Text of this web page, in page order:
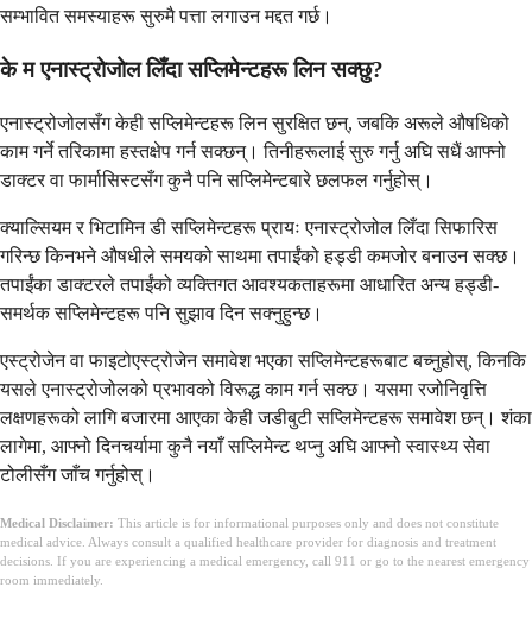
सम्भावित समस्याहरू सुरुमै पत्ता लगाउन मद्दत गर्छ।
के म एनास्ट्रोजोल लिँदा सप्लिमेन्टहरू लिन सक्छु?
एनास्ट्रोजोलसँग केही सप्लिमेन्टहरू लिन सुरक्षित छन्, जबकि अरूले औषधिको
काम गर्ने तरिकामा हस्तक्षेप गर्न सक्छन्। तिनीहरूलाई सुरु गर्नु अघि सधैं आफ्नो
डाक्टर वा फार्मासिस्टसँग कुनै पनि सप्लिमेन्टबारे छलफल गर्नुहोस्।
क्याल्सियम र भिटामिन डी सप्लिमेन्टहरू प्रायः एनास्ट्रोजोल लिँदा सिफारिस
गरिन्छ किनभने औषधीले समयको साथमा तपाईंको हड्डी कमजोर बनाउन सक्छ।
तपाईंका डाक्टरले तपाईंको व्यक्तिगत आवश्यकताहरूमा आधारित अन्य हड्डी-
समर्थक सप्लिमेन्टहरू पनि सुझाव दिन सक्नुहुन्छ।
एस्ट्रोजेन वा फाइटोएस्ट्रोजेन समावेश भएका सप्लिमेन्टहरूबाट बच्नुहोस्, किनकि
यसले एनास्ट्रोजोलको प्रभावको विरूद्ध काम गर्न सक्छ। यसमा रजोनिवृत्ति
लक्षणहरूको लागि बजारमा आएका केही जडीबुटी सप्लिमेन्टहरू समावेश छन्। शंका
लागेमा, आफ्नो दिनचर्यामा कुनै नयाँ सप्लिमेन्ट थप्नु अघि आफ्नो स्वास्थ्य सेवा
टोलीसँग जाँच गर्नुहोस्।
Medical Disclaimer: This article is for informational purposes only and does not constitute
medical advice. Always consult a qualified healthcare provider for diagnosis and treatment
decisions. If you are experiencing a medical emergency, call 911 or go to the nearest emergency
room immediately.